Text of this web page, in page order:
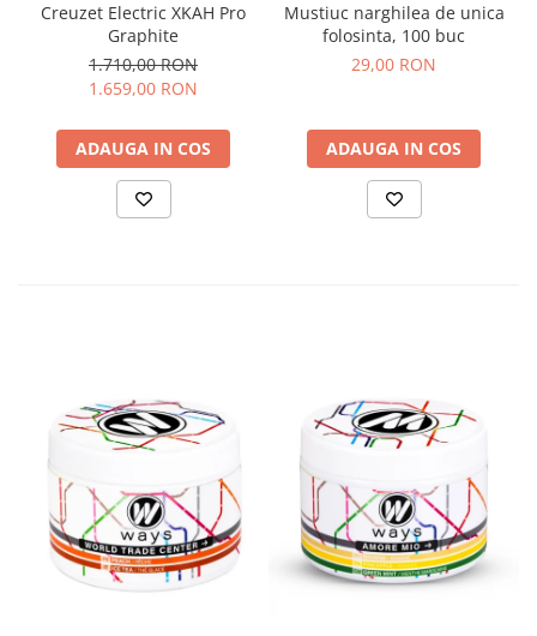
Creuzet Electric XKAH Pro
Graphite
1.710,00 RON
1.659,00 RON
ADAUGA IN COS
Mustiuc narghilea de unica
folosinta, 100 buc
29,00 RON
ADAUGA IN COS